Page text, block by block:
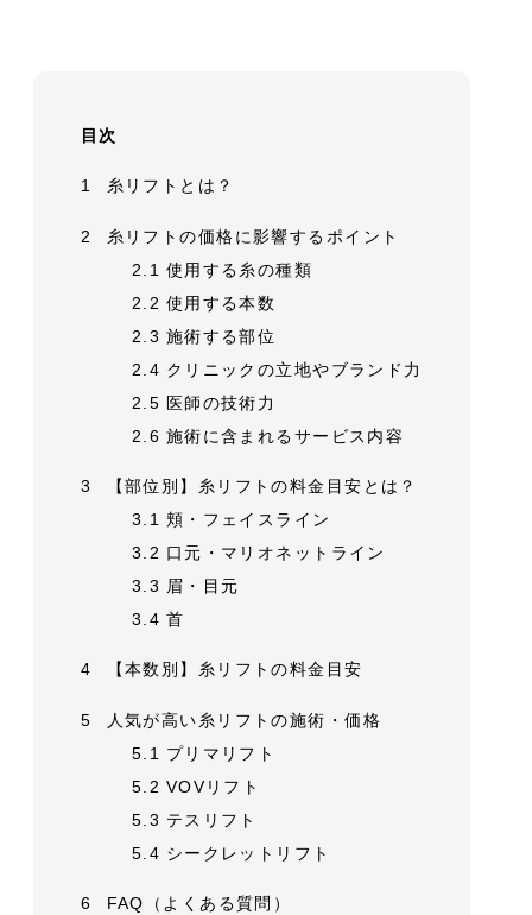
目次
1 糸リフトとは？
2
糸リフトの価格に影響するポイント
2.1 使用する糸の種類
2.2 使用する本数
2.3 施術する部位
2.4 クリニックの立地やブランド力
2.5 医師の技術力
2.6 施術に含まれるサービス内容
3
【部位別】糸リフトの料金目安とは？
3.1 頬・フェイスライン
3.2 口元・マリオネットライン
3.3 眉・目元
3.4 首
4 【本数別】糸リフトの料金目安
5
人気が高い糸リフトの施術・価格
5.1
プリマリフト
5.2 VOVリフト
5.3 テスリフト
5.4 シークレットリフト
6 FAQ（よくある質問）